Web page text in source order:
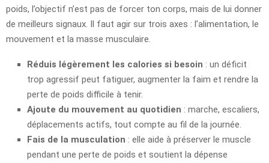
poids, l’objectif n’est pas de forcer ton corps, mais de lui donner
de meilleurs signaux. Il faut agir sur trois axes : l’alimentation, le
mouvement et la masse musculaire.
Réduis légèrement les calories si besoin : un déficit
trop agressif peut fatiguer, augmenter la faim et rendre la
perte de poids difficile à tenir.
Ajoute du mouvement au quotidien : marche, escaliers,
déplacements actifs, tout compte au fil de la journée.
Fais de la musculation : elle aide à préserver le muscle
pendant une perte de poids et soutient la dépense